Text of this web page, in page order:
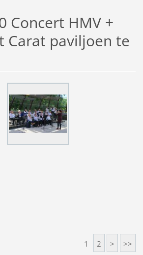
Concert HMV +
Carat paviljoen te
1 2 > >>